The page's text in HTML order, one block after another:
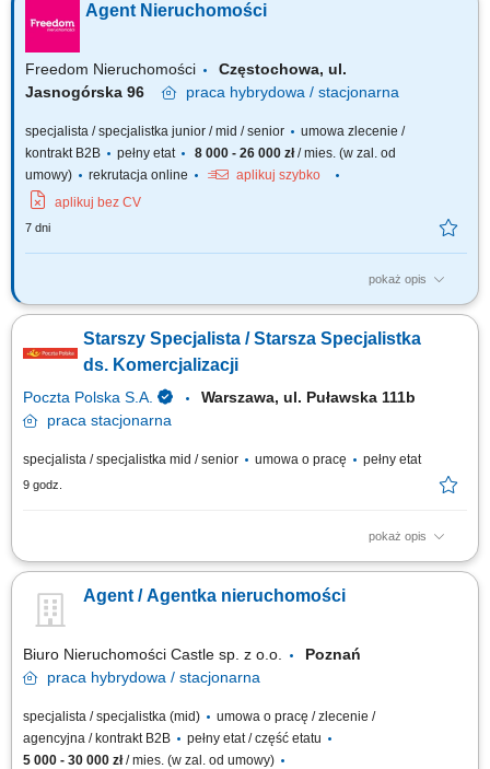
Agent Nieruchomości
Freedom Nieruchomości
Częstochowa, ul.
Jasnogórska 96
praca hybrydowa / stacjonarna
specjalista / specjalistka junior / mid / senior
umowa zlecenie /
kontrakt B2B
pełny etat 8 000 - 26 000 zł/ mies. (w zal. od
umowy)
rekrutacja online
aplikuj szybko
aplikuj bez CV
7 dni
pokaż opis
Twoje zadania? Systematyczne pozyskiwanie nieruchomości w oparciu o
Organizacja cyklu sprzedaży i marketingu własnej bazy ofert
nieruchomości. Realizacja celów sprzedażowych. Współpraca z
Starszy Specjalista / Starsza Specjalistka
ds. Komercjalizacji
Poczta Polska S.A.
Warszawa, ul. Puławska 111b
praca stacjonarna
specjalista / specjalistka mid / senior umowa o pracę pełny etat
9 godz.
pokaż opis
Forma współpracy: umowa o pracę, pełny etat, praca stacjonarna Twoje
analiza rynku nieruchomości i jego aktualnych trendów, analiza raportów,
wykonywanie zestawień, wykonywanie sprawozdań z realizacji projektów,
Agent / Agentka nieruchomości
Biuro Nieruchomości Castle sp. z o.o.
Poznań
praca hybrydowa / stacjonarna
specjalista / specjalistka (mid)
umowa o pracę / zlecenie /
agencyjna / kontrakt B2B
pełny etat / część etatu
5 000 - 30 000 zł/ mies. (w zal. od umowy)